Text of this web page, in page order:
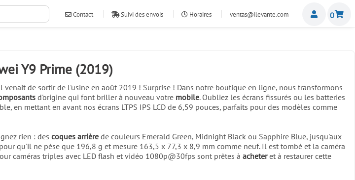
Contact Suivi des envois Horaires ventas@ilevante.com 0
Y9 Prime (2019)
venait de sortir de l'usine en août 2019 ! Surprise ! Dans notre boutique en ligne, nous transformons
d'origine qui font briller à nouveau votre mobile. Oubliez les écrans fissurés ou les batteries
en mettant en avant nos écrans LTPS IPS LCD de 6,59 pouces, parfaits pour des modèles comme
rien : des coques arrière de couleurs Emerald Green, Midnight Black ou Sapphire Blue, jusqu'aux
qu'il ne pèse que 196,8 g et mesure 163,5 x 77,3 x 8,9 mm comme neuf. Il est tombé et la caméra
caméras triples avec LED flash et vidéo 1080p@30fps sont prêtes à acheteret à restaurer cette